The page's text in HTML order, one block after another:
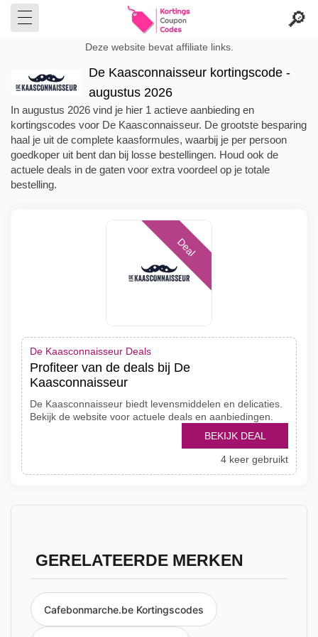
Deze website bevat affiliate links.
De Kaasconnaisseur kortingscode -
augustus 2026
In augustus 2026 vind je hier 1 actieve aanbieding en
kortingscodes voor De Kaasconnaisseur. De grootste besparing
haal je uit de complete kaasformules, waarbij je per persoon
goedkoper uit bent dan bij losse bestellingen. Houd ook de
actuele deals in de gaten voor extra voordeel op je totale
bestelling.
Deal
De Kaasconnaisseur Deals
Profiteer van de deals bij De
Kaasconnaisseur
De Kaasconnaisseur biedt levensmiddelen en delicaties.
Bekijk de website voor actuele deals en aanbiedingen.
BEKIJK DEAL
4 keer gebruikt
GERELATEERDE MERKEN
Cafebonmarche.be Kortingscodes